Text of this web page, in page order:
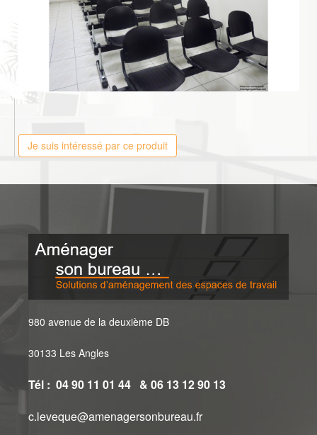
Je suis intéressé par ce produit
980 avenue de la deuxième DB
30133 Les Angles
Tél : 04 90 11 01 44 & 06 13 12 90 13
c.leveque@amenagersonbureau.fr